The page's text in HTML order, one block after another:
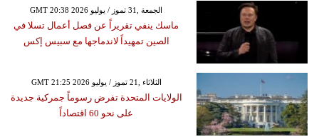
GMT 20:38 2026 الجمعة ,31 تموز / يوليو
ماسك ينفي تقريراً عن فصل أعمال تسلا في
الصين تمهيداً لاندماجها مع سبيس إكس
GMT 21:25 2026 الثلاثاء ,21 تموز / يوليو
الولايات المتحدة تفرض رسوماً جمركية جديدة
على نحو 60 اقتصاداً